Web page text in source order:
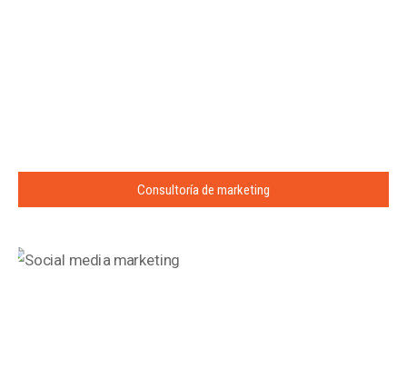
Consultoría de marketing